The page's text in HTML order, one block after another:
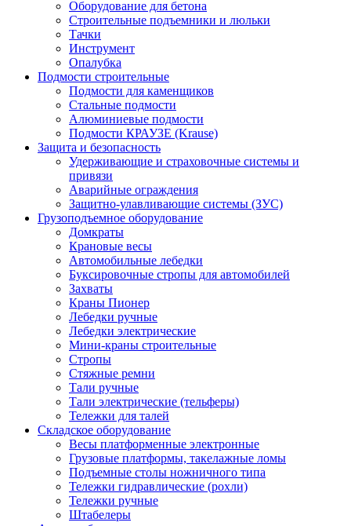
Оборудование для бетона
Строительные подъемники и люльки
Тачки
Инструмент
Опалубка
Подмости строительные
Подмости для каменщиков
Стальные подмости
Алюминиевые подмости
Подмости КРАУЗЕ (Krause)
Защита и безопасность
Удерживающие и страховочные системы и
привязи
Аварийные ограждения
Защитно-улавливающие системы (ЗУС)
Грузоподъемное оборудование
Домкраты
Крановые весы
Автомобильные лебедки
Буксировочные стропы для автомобилей
Захваты
Краны Пионер
Лебедки ручные
Лебедки электрические
Мини-краны строительные
Стропы
Стяжные ремни
Тали ручные
Тали электрические (тельферы)
Тележки для талей
Складское оборудование
Весы платформенные электронные
Грузовые платформы, такелажные ломы
Подъемные столы ножничного типа
Тележки гидравлические (рохли)
Тележки ручные
Штабелеры